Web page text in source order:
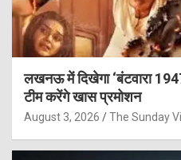
लखनऊ में दिखेगा ‘बंटवारा
टीम करेंगे खास प्रमोशन
August 3, 2026 The Sunday